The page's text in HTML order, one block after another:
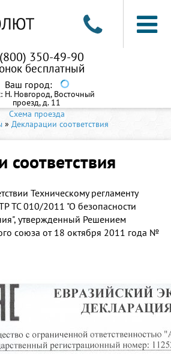
350-49-90
бесплатный
Ваш город:
Н. Новгород, Восточный
проезд, д. 11
Схема проезда
» Декларации соответствия
Техническому регламенту
ТС 010/2011 "О безопасности
утвержденный Решением
союза от 18 октября 2011 года №